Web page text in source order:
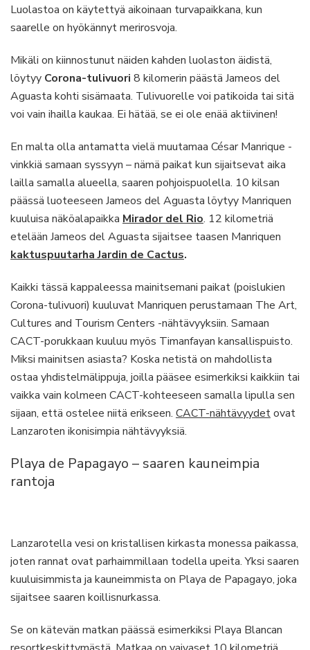
Luolastoa on käytettyä aikoinaan turvapaikkana, kun
saarelle on hyökännyt merirosvoja.
Mikäli on kiinnostunut näiden kahden luolaston äidistä,
löytyy Corona-tulivuori 8 kilomerin päästä Jameos del
Aguasta kohti sisämaata. Tulivuorelle voi patikoida tai sitä
voi vain ihailla kaukaa. Ei hätää, se ei ole enää aktiivinen!
En malta olla antamatta vielä muutamaa César Manrique -
vinkkiä samaan syssyyn – nämä paikat kun sijaitsevat aika
lailla samalla alueella, saaren pohjoispuolella. 10 kilsan
päässä luoteeseen Jameos del Aguasta löytyy Manriquen
kuuluisa näköalapaikka Mirador del Rio. 12 kilometriä
etelään Jameos del Aguasta sijaitsee taasen Manriquen
kaktuspuutarha Jardin de Cactus.
Kaikki tässä kappaleessa mainitsemani paikat (poislukien
Corona-tulivuori) kuuluvat Manriquen perustamaan The Art,
Cultures and Tourism Centers -nähtävyyksiin. Samaan
CACT-porukkaan kuuluu myös Timanfayan kansallispuisto.
Miksi mainitsen asiasta? Koska netistä on mahdollista
ostaa yhdistelmälippuja, joilla pääsee esimerkiksi kaikkiin tai
vaikka vain kolmeen CACT-kohteeseen samalla lipulla sen
sijaan, että ostelee niitä erikseen. CACT-nähtävyydetovat
Lanzaroten ikonisimpia nähtävyyksiä.
Playa de Papagayo – saaren kauneimpia
rantoja
Lanzarotella vesi on kristallisen kirkasta monessa paikassa,
joten rannat ovat parhaimmillaan todella upeita. Yksi saaren
kuuluisimmista ja kauneimmista on Playa de Papagayo, joka
sijaitsee saaren koillisnurkassa.
Se on kätevän matkan päässä esimerkiksi Playa Blancan